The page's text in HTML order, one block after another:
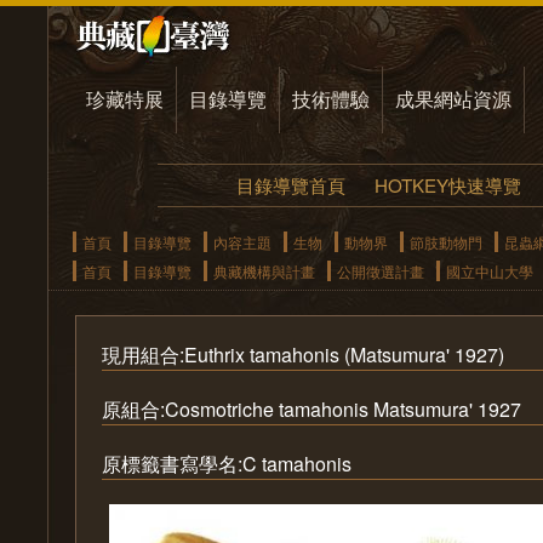
珍藏特展 目錄導覽 技術體驗 成果網站資源
目錄導覽首頁 HOTKEY快速導覽
首頁 目錄導覽 內容主題 生物 動物界 節肢動物門
昆蟲
首頁
目錄導覽 典藏機構與計畫 公開徵選計畫 國立中山大學
現用組合:Euthrix tamahonis (Matsumura' 1927)
原組合:Cosmotriche tamahonis Matsumura' 1927
原標籤書寫學名:C tamahonis